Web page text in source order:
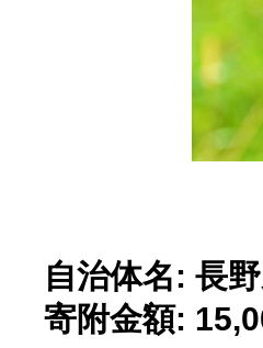
自治体名: 長
寄附金額: